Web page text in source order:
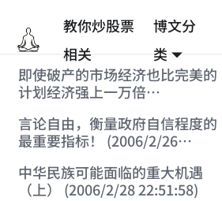
教你炒股票
相关
博文分
类
即使破产的市场经济也比完美的
计划经济强上一万倍
言论自由，衡量政府自信程度的
最重要指标！ (2006/2/26
中华民族可能面临的重大机遇
（上） (2006/2/28 22:51:58)